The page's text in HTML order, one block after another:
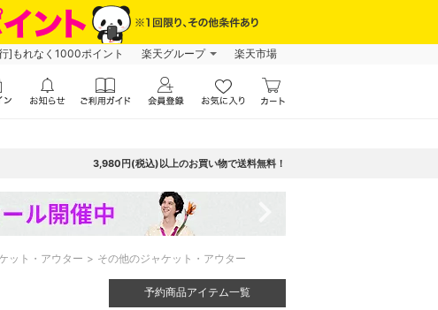
]もれなく1000ポイント 楽天グループ 楽天市場
3,980円(税込)以上のお買い物で送料無料！
ット・アウター その他のジャケット・アウター
予約商品アイテム一覧